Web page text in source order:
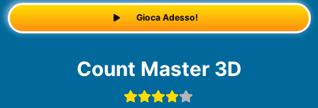
Gioca Adesso!
Count Master 3D